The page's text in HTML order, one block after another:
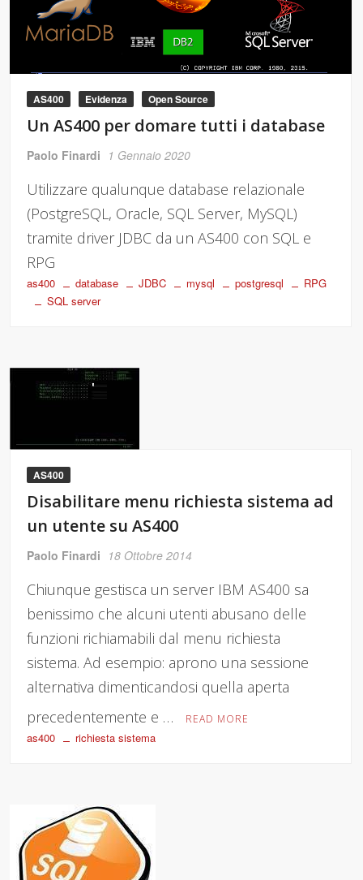
AS400 Evidenza Open Source
Un AS400 per domare tutti i database
Paolo Finardi 1 Gennaio 2020
Utilizzare qualunque database relazionale
(PostgreSQL, Oracle, SQL Server, MySQL)
tramite driver JDBC da un AS400 con SQL e
RPG
as400 database JDBC mysql postgresql
RPG
SQL server
AS400
Disabilitare menu richiesta sistema ad
un utente su AS400
Paolo Finardi 18 Ottobre 2014
Chiunque gestisca un server IBM AS400 sa
benissimo che alcuni utenti abusano delle
funzioni richiamabili dal menu richiesta
sistema. Ad esempio: aprono una sessione
alternativa dimenticandosi quella aperta
precedentemente e …
READ MORE
as400 richiesta sistema